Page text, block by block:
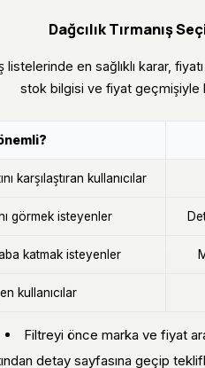
Dağcılık Tırmanış
listelerinde en sağlıklı karar,
stok bilgisi ve fiyat geçmişiyle
karşılaştıran kullanıcılar
görmek isteyenler
katmak isteyenler
kullanıcılar
Filtreyi önce marka ve fiyat
detay sayfasına geçip